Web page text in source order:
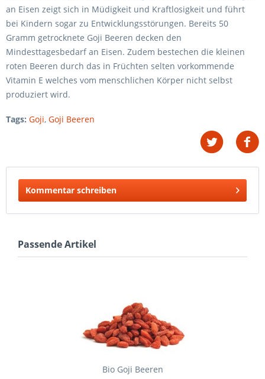
an Eisen zeigt sich in Müdigkeit und Kraftlosigkeit und führt
bei Kindern sogar zu Entwicklungsstörungen. Bereits 50
Gramm getrocknete Goji Beeren decken den
Mindesttagesbedarf an Eisen. Zudem bestechen die kleinen
roten Beeren durch das in Früchten selten vorkommende
Vitamin E welches vom menschlichen Körper nicht selbst
produziert wird.
Tags: Goji, Goji Beeren
Kommentar schreiben
Passende Artikel
Bio Goji Beeren